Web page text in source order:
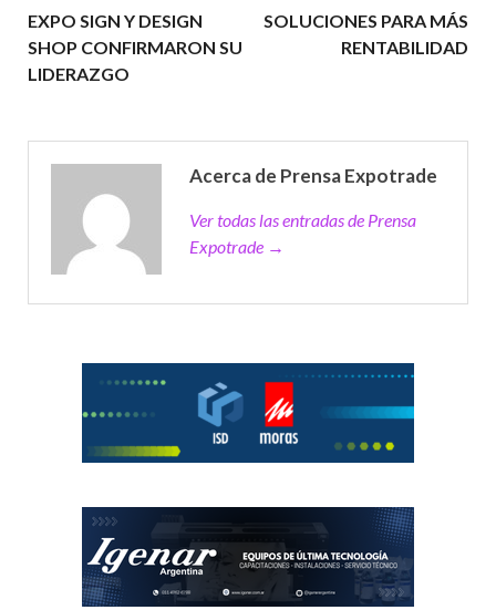
EXPO SIGN Y DESIGN
SHOP CONFIRMARON SU
LIDERAZGO
SOLUCIONES PARA MÁS
RENTABILIDAD
Acerca de Prensa Expotrade
Ver todas las entradas de Prensa
Expotrade →